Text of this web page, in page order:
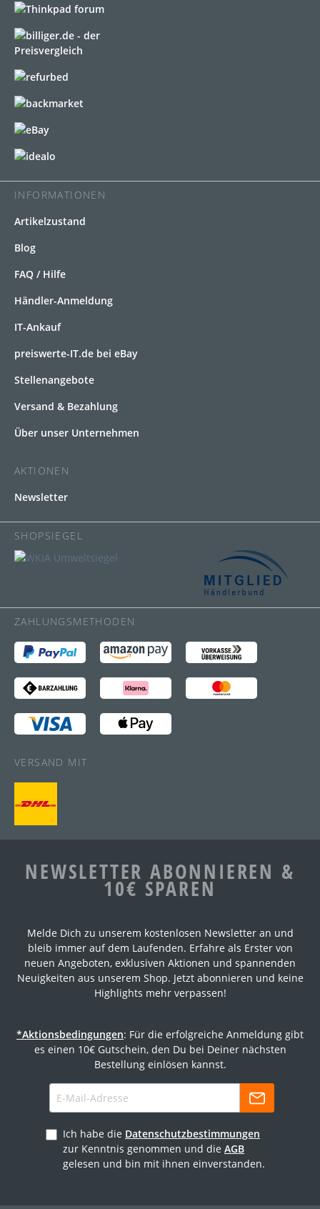
INFORMATIONEN
Artikelzustand
Blog
FAQ / Hilfe
Händler-Anmeldung
IT-Ankauf
preiswerte-IT.de bei eBay
Stellenangebote
Versand & Bezahlung
Über unser Unternehmen
AKTIONEN
Newsletter
SHOPSIEGEL
ZAHLUNGSMETHODEN
VERSAND MIT
NEWSLETTER ABONNIEREN &
10€ SPAREN
Melde Dich zu unserem kostenlosen Newsletter an und
bleib immer auf dem Laufenden. Erfahre als Erster von
neuen Angeboten, exklusiven Aktionen und spannenden
Neuigkeiten aus unserem Shop. Jetzt abonnieren und keine
Highlights mehr verpassen!
*Aktionsbedingungen: Für die erfolgreiche Anmeldung gibt
es einen 10€ Gutschein, den Du bei Deiner nächsten
Bestellung einlösen kannst.
Ich habe die Datenschutzbestimmungen
zur Kenntnis genommen und die AGB
gelesen und bin mit ihnen einverstanden.